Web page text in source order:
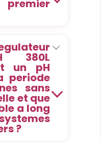
380L
un pH
periode
sans
et que
a long
?